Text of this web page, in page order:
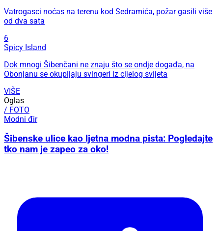
Vatrogasci noćas na terenu kod Sedramića, požar gasili više
od dva sata
6
Spicy Island
Dok mnogi Šibenčani ne znaju što se ondje događa, na
Obonjanu se okupljaju svingeri iz cijelog svijeta
VIŠE
Oglas
/ FOTO
Modni đir
Šibenske ulice kao ljetna modna pista: Pogledajte
tko nam je zapeo za oko!